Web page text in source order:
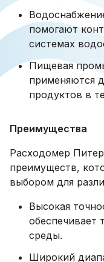
помогают
системах
Пищевая
применяются
продуктов в
Преимущества
Расходомер
преимуществ,
выбором для
Высокая
обеспечивает
среды.
Широкий